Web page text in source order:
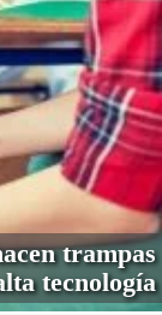
trampas
tecnología